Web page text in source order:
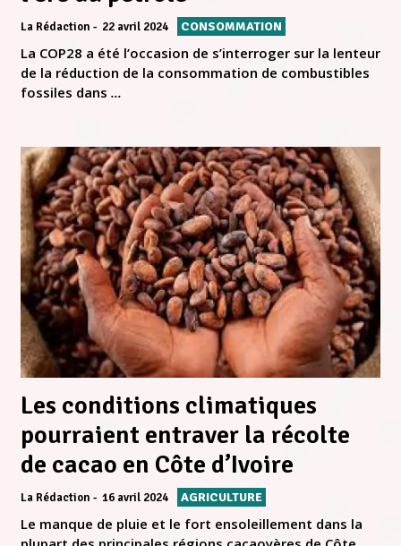
La Rédaction 22 avril 2024 CONSOMMATION
La COP28 a été l’occasion de s’interroger sur la lenteur
de la réduction de la consommation de combustibles
fossiles dans ...
Les conditions climatiques
pourraient entraver la récolte
de cacao en Côte d’Ivoire
La Rédaction 16 avril 2024 AGRICULTURE
Le manque de pluie et le fort ensoleillement dans la